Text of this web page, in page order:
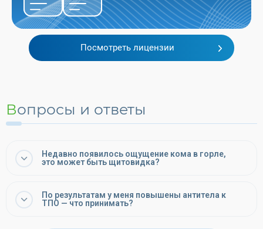
Вопросы и ответы
Недавно появилось ощущение кома в горле,
это может быть щитовидка?
По результатам у меня повышены антитела к
ТПО — что принимать?
Посмотреть лицензии